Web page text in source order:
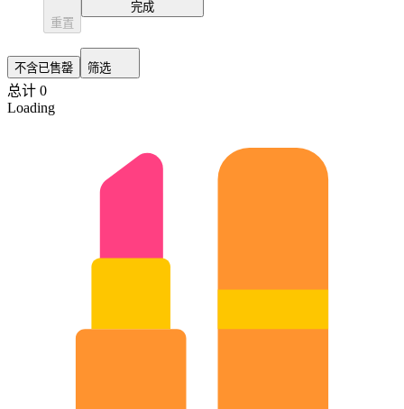
重置
完成
不含已售罄 筛选
总计 0
Loading